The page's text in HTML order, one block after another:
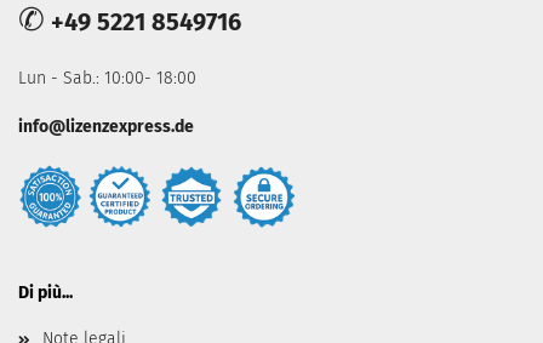
✆ +49 5221 8549716
Lun - Sab.: 10:00- 18:00
info@lizenzexpress.de
Di più...
Note legali